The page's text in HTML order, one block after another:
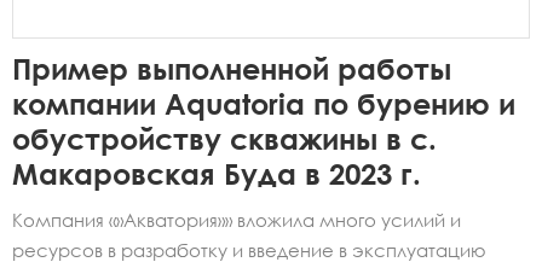
Пример выполненной работы
компании Aquatoria по бурению и
обустройству скважины в с.
Макаровская Буда в 2023 г.
Компания «»Акватория»» вложила много усилий и
ресурсов в разработку и введение в эксплуатацию